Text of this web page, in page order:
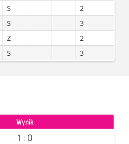
S
2
S
3
Z
2
S 3
Wynik
1 : 0